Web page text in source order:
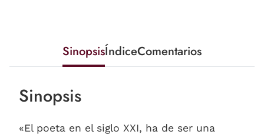
SinopsisÍndiceComentarios
Sinopsis
«El poeta en el siglo XXI, ha de ser una